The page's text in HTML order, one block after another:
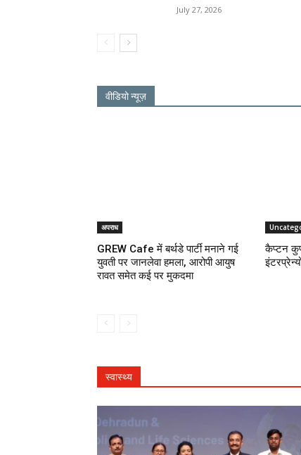
July 27, 2026
वीडियो न्यूज़
अपराध
GREW Cafe में बर्थडे पार्टी मनाने गई
युवती पर जानलेवा हमला, आरोपी आयुष
रावत समेत कई पर मुकदमा
कैप्टन
स्वास्थ्य